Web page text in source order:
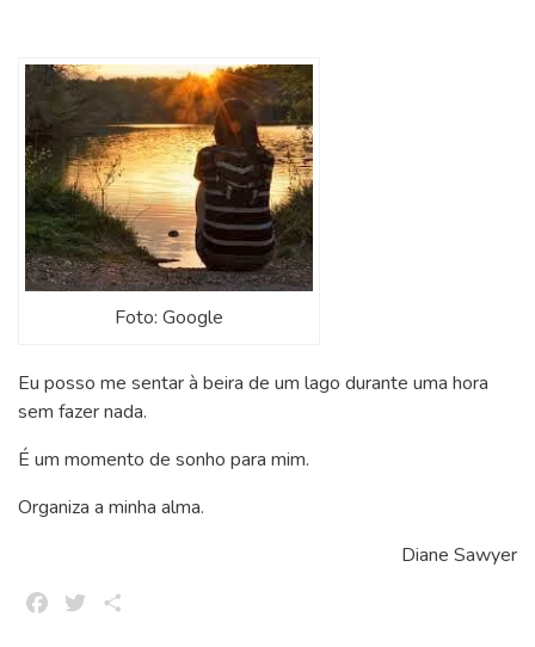
Foto: Google
Eu posso me sentar à beira de um lago durante uma hora
sem fazer nada.
É um momento de sonho para mim.
Organiza a minha alma.
Diane Sawyer
FacebookTwitter